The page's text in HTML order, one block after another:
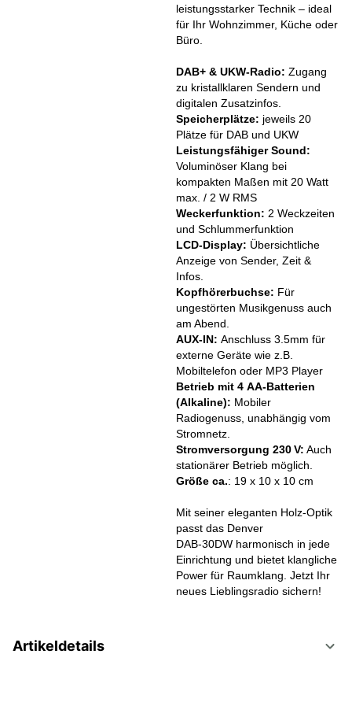
leistungsstarker Technik – ideal
für Ihr Wohnzimmer, Küche oder
Büro.
DAB+ & UKW‑Radio: Zugang
zu kristallklaren Sendern und
digitalen Zusatzinfos.
Speicherplätze: jeweils 20
Plätze für DAB und UKW
Leistungsfähiger Sound:
Voluminöser Klang bei
kompakten Maßen mit 20 Watt
max. / 2 W RMS
Weckerfunktion: 2 Weckzeiten
und Schlummerfunktion
LCD‑Display: Übersichtliche
Anzeige von Sender, Zeit &
Infos.
Kopfhörerbuchse: Für
ungestörten Musikgenuss auch
am Abend.
AUX-IN: Anschluss 3.5mm für
externe Geräte wie z.B.
Mobiltelefon oder MP3 Player
Betrieb mit 4 AA‑Batterien
(Alkaline): Mobiler
Radiogenuss, unabhängig vom
Stromnetz.
Stromversorgung 230 V: Auch
stationärer Betrieb möglich.
Größe ca.: 19 x 10 x 10 cm
Mit seiner eleganten Holz‑Optik
passt das Denver
DAB‑30DW harmonisch in jede
Einrichtung und bietet klangliche
Power für Raumklang. Jetzt Ihr
neues Lieblingsradio sichern!
Artikeldetails